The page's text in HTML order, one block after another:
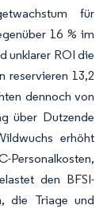
für
16 % im
unklarer ROI die
reservieren 13,2
dennoch von
über Dutzende
erhöht
den BFSI-
die Triage und